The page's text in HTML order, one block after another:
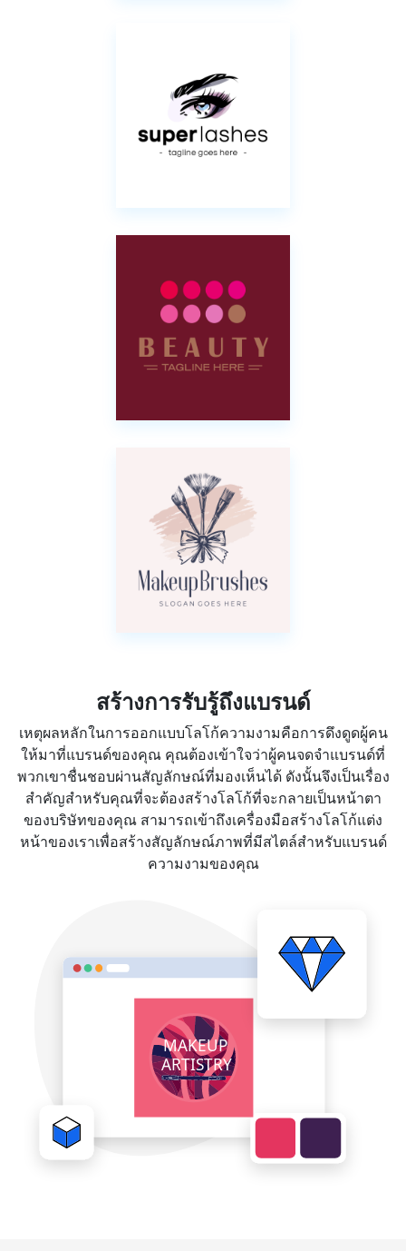
สร้างการรับรู้ถึงแบรนด์
เหตุผลหลักในการออกแบบโลโก้ความงามคือการดึงดูดผู้คน
ให้มาที่แบรนด์ของคุณ คุณต้องเข้าใจว่าผู้คนจดจำแบรนด์ที่
พวกเขาชื่นชอบผ่านสัญลักษณ์ที่มองเห็นได้ ดังนั้นจึงเป็นเรื่อง
สำคัญสำหรับคุณที่จะต้องสร้างโลโก้ที่จะกลายเป็นหน้าตา
ของบริษัทของคุณ สามารถเข้าถึงเครื่องมือสร้างโลโก้แต่ง
หน้าของเราเพื่อสร้างสัญลักษณ์ภาพที่มีสไตล์สำหรับแบรนด์
ความงามของคุณ